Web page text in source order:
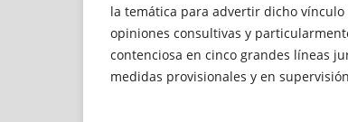
la temática para advertir dicho
opiniones consultivas y
contenciosa en cinco grandes líneas
medidas provisionales y en